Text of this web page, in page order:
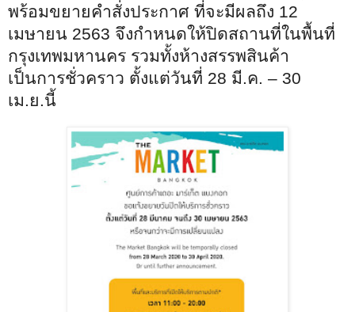
พร้อมขยายคำสั่งประกาศ ที่จะมีผลถึง 12
เมษายน 2563 จึงกำหนดให้ปิดสถานที่ในพื้นที่
กรุงเทพมหานคร รวมทั้งห้างสรรพสินค้า
เป็นการชั่วคราว ตั้งแต่วันที่ 28 มี.ค. – 30
เม.ย.นี้